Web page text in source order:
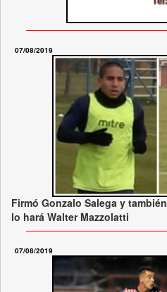
07/08/2019
Firmó Gonzalo Salega y también
lo hará Walter Mazzolatti
07/08/2019